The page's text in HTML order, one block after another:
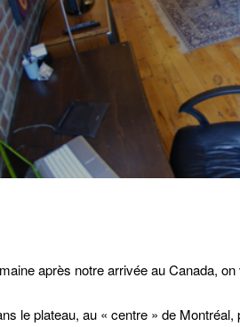
après notre arrivée au Canada,
le plateau, au « centre » de